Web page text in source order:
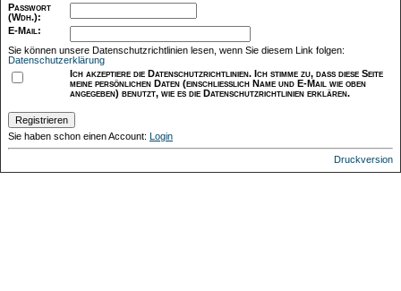
Passwort
(Wdh.):
E-Mail :
Sie können unsere Datenschutzrichtlinien lesen, wenn Sie diesem Link folgen:
Datenschutzerklärung
Ich akzeptiere die Datenschutzrichtlinien. Ich stimme zu, dass diese Seite
meine persönlichen Daten (einschließlich Name und E-Mail wie oben
angegeben) benutzt, wie es die Datenschutzrichtlinien erklären.
Sie haben schon einen Account: Login
Druckversion